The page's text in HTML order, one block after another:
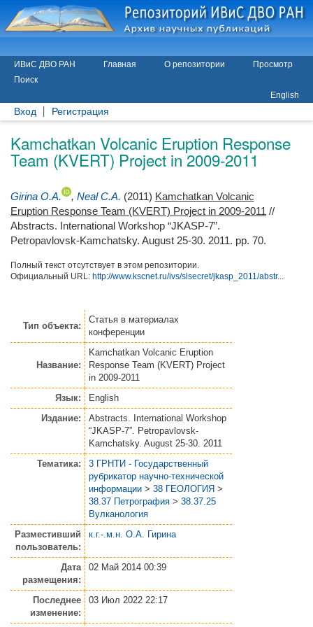
ИВиС ДВО РАН Главная О репозитории
Просмотр
Поиск
English
Вход Регистрация
Kamchatkan Volcanic Eruption Response
Team (KVERT) Project in 2009-2011
Girina O.A. , Neal C.A. (2011) Kamchatkan Volcanic
Eruption Response Team (KVERT) Project in 2009-2011 //
Abstracts. International Workshop “JKASP-7”.
Petropavlovsk-Kamchatsky. August 25-30. 2011. pp. 70.
Полный текст отсутствует в этом репозитории.
Официальный URL: http://www.kscnet.ru/ivs/slsecret/jkasp_2011/abstr...
Тип объекта:
Статья в материалах
конференции
Название:
Kamchatkan Volcanic Eruption
Response Team (KVERT) Project
in 2009-2011
Язык:
English
Издание:
Abstracts. International Workshop
“JKASP-7”. Petropavlovsk-
Kamchatsky. August 25-30. 2011
Тематика:
3 ГРНТИ - Государственный
рубрикатор научно-технической
информации > 38 ГЕОЛОГИЯ >
38.37 Петрография > 38.37.25
Вулканология
Разместивший
пользователь:
к.г.-.м.н. О.А. Гирина
Дата
размещения:
02 Май 2014 00:39
Последнее
изменение:
03 Июл 2022 22:17